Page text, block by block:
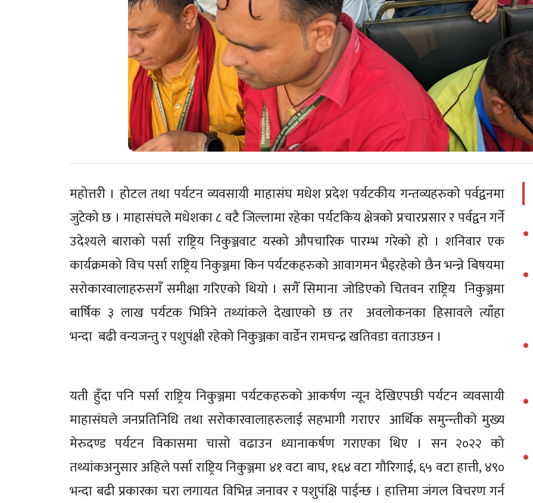
महोत्तरी । होटल तथा पर्यटन व्यवसायी माहासंघ मधेश प्रदेश पर्यटकीय गन्तव्यहरुको पर्वद्वनमा
जुटेको छ । माहासंघले मधेशका ८ वटै जिल्लामा रहेका पर्यटकिय क्षेत्रको प्रचारप्रसार र पर्वद्वन गर्ने
उदेश्यले बाराको पर्सा राष्ट्रिय निकुञ्जवाट यस्को औपचारिक पारम्भ गरेको हो । शनिवार एक
कार्यक्रमको विच पर्सा राष्ट्रिय निकुञ्जमा किन पर्यटकहरुको आवागमन भैइरहेको छैन भन्न्ने बिषयमा
सरोकारवालाहरुसगँ समीक्षा गरिएको थियो । सगैँ सिमाना जोडिएको चितवन राष्ट्रिय निकुञ्जमा
बार्षिक ३ लाख पर्यटक भित्रिने तथ्यांकले देखाएको छ तर अवलोकनका हिसावले त्याँहा
भन्दा बढी वन्यजन्तु र पशुपंक्षी रहेको निकुञ्जका वार्डेन रामचन्द्र खतिवडा वताउछन ।
यती हुँदा पनि पर्सा राष्ट्रिय निकुञ्जमा पर्यटकहरुको आकर्षण न्यून देखिएपछी पर्यटन व्यवसायी
माहासंघले जनप्रतिनिधि तथा सरोकारवालाहरुलाई सहभागी गराएर आर्थिक समुन्न्तीको मुख्य
मेरुदण्ड पर्यटन विकासमा चासो वढाउन ध्यानाकर्षण गराएका थिए । सन २०२२ को
तथ्यांकअनुसार अहिले पर्सा राष्ट्रिय निकुञ्जमा ४१ वटा बाघ, १६४ वटा गौरिगाई, ६५ वटा हात्ती, ४९०
भन्दा बढी प्रकारका चरा लगायत विभिन्न जनावर र पशुपंक्षि पाईन्छ । हात्तिमा जंगल विचरण गर्न